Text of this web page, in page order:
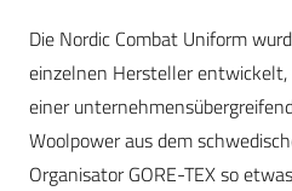
Die Nordic Combat Uniform
einzelnen Hersteller entwickelt,
einer
Woolpower aus dem
Organisator GORE-TEX so